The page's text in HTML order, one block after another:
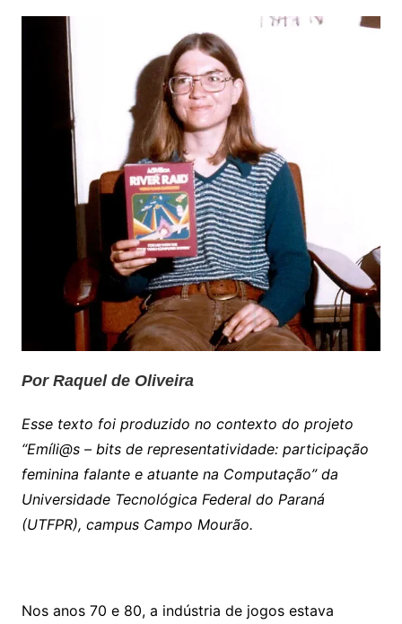
Por Raquel de Oliveira
Esse texto foi produzido no contexto do projeto
“Emíli@s – bits de representatividade: participação
feminina falante e atuante na Computação” da
Universidade Tecnológica Federal do Paraná
(UTFPR), campus Campo Mourão.
Nos anos 70 e 80, a indústria de jogos estava